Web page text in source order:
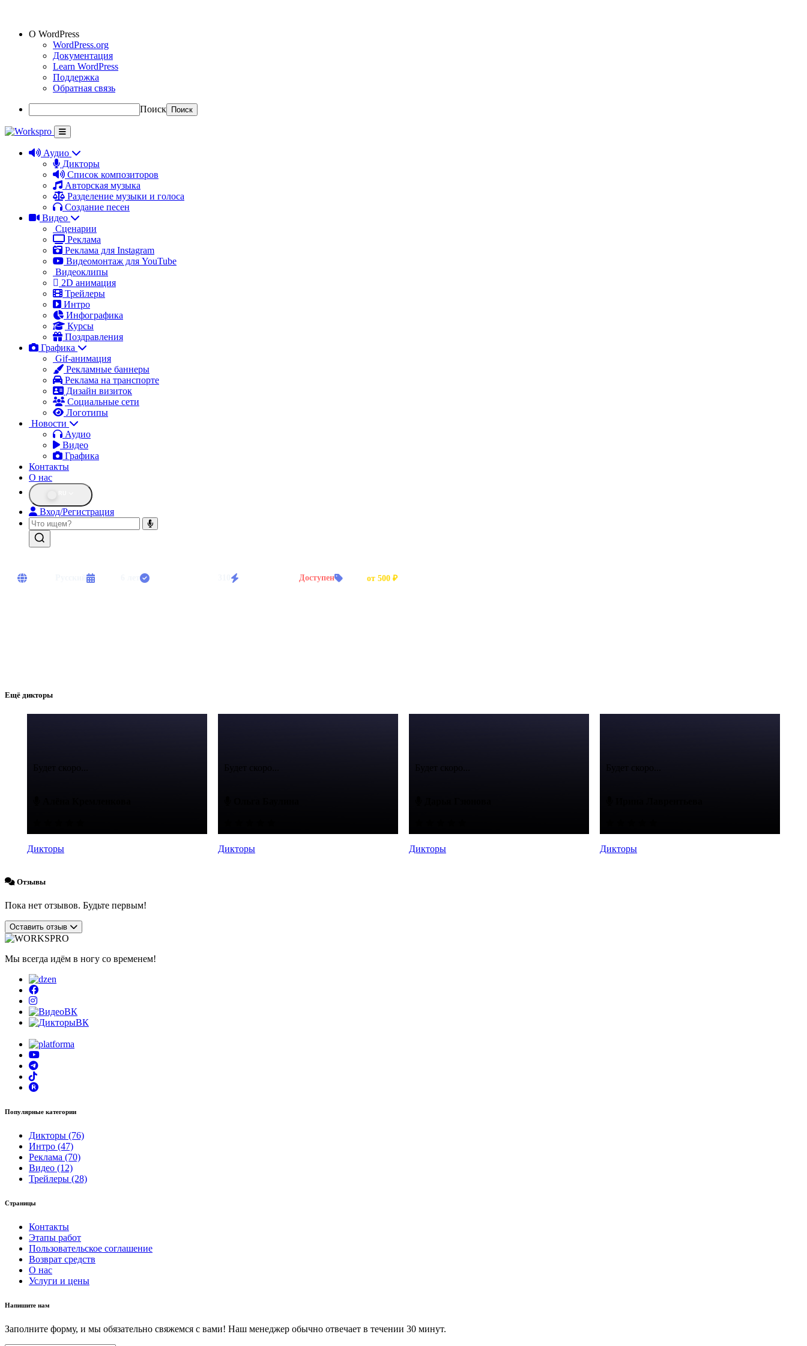
О WordPress
WordPress.org
Документация
Learn WordPress
Поддержка
Обратная связь
Поиск
Аудио
Дикторы
Список композиторов
Авторская музыка
Разделение музыки и голоса
Создание песен
Видео
Сценарии
Реклама
Реклама для Instagram
Видеомонтаж для YouTube
Видеоклипы
2D анимация
Трейлеры
Интро
Инфографика
Курсы
Поздравления
Графика
Gif-анимация
Рекламные баннеры
Реклама на транспорте
Дизайн визиток
Социальные сети
Логотипы
Новости
Аудио
Видео
Графика
Контакты
О нас
Вход/Регистрация
Доступен от 500 ₽
Ещё дикторы
Будет скоро...
Дикторы
Будет скоро...
Дикторы
Будет скоро...
Дикторы
Будет скоро...
Дикторы
Отзывы
Пока нет отзывов. Будьте первым!
Оставить отзыв
Мы всегда идём в ногу со временем!
Популярные категории
Дикторы (76)
Интро (47)
Реклама (70)
Видео (12)
Трейлеры (28)
Страницы
Контакты
Этапы работ
Пользовательское соглашение
Возврат средств
О нас
Услуги и цены
Напишите нам
Заполните форму, и мы обязательно свяжемся с вами! Наш менеджер обычно отвечает в течении 30 минут.